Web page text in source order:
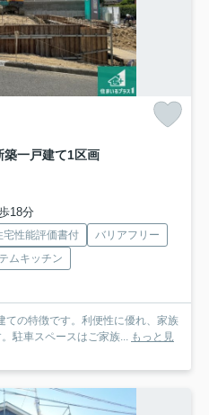
一戸建て1区画
18分
宅性能評価書付
バリアフリー
ムキッチン
ての特徴です。利便性に優れ、家族
駐車スペースはご家族... もっと見